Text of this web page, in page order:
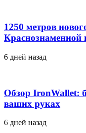
1250 метров
Краснознаменной
6 дней назад
Обзор IronWallet:
ваших руках
6 дней назад